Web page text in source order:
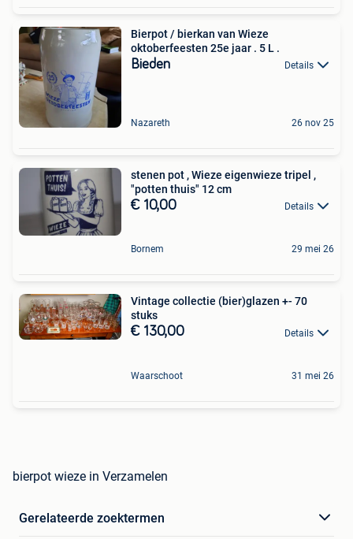
Bierpot / bierkan van Wieze
oktoberfeesten 25e jaar . 5 L .
Bieden Details
Nazareth 26 nov 25
stenen pot , Wieze eigenwieze tripel ,
"potten thuis" 12 cm
€ 10,00 Details
Bornem 29 mei 26
Vintage collectie (bier)glazen +- 70
stuks
€ 130,00 Details
Waarschoot 31 mei 26
bierpot wieze in Verzamelen
Gerelateerde zoektermen